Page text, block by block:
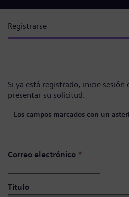
Registrarse
Si ya está registrado, inicie sesión
presentar su solicitud.
Los campos marcados con un
Correo electrónico *
Título ​